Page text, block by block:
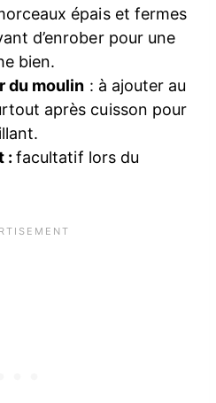
épais et fermes
d’enrober pour une
bien.
du moulin : à ajouter au
après cuisson pour
:facultatif lors du